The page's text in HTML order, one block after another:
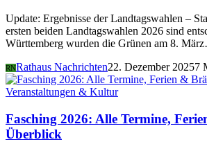
Update: Ergebnisse der Landtagswahlen –
ersten beiden Landtagswahlen 2026 sind
Württemberg wurden die Grünen am 8.
RNRathaus Nachrichten22. Dezember 20257
Veranstaltungen & Kultur
Fasching 2026: Alle Termine,
Überblick